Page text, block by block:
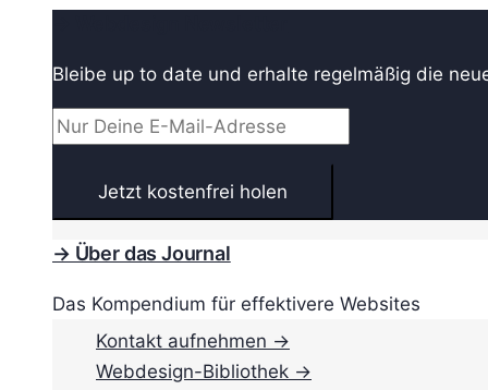
Bleibe up to date und erhalte regelmäßig die
→ Über das Journal
Das Kompendium für effektivere Websites
Kontakt aufnehmen →
Webdesign-Bibliothek →